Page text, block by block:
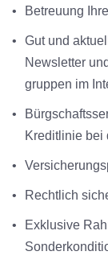
• Betreuung
•
Gut und
Newsletter
gruppen im
•
Kreditlinie bei
•
• Rechtlich
•
Exklusive